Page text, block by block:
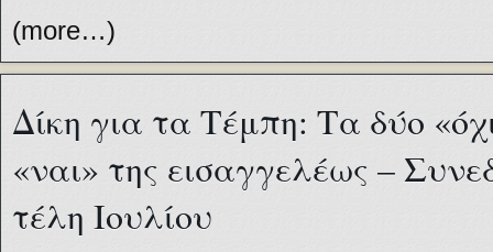
(more…)
Δίκη για τα Τέμπη: Τα δύο
«ναι» της εισαγγελέως –
τέλη Ιουλίου